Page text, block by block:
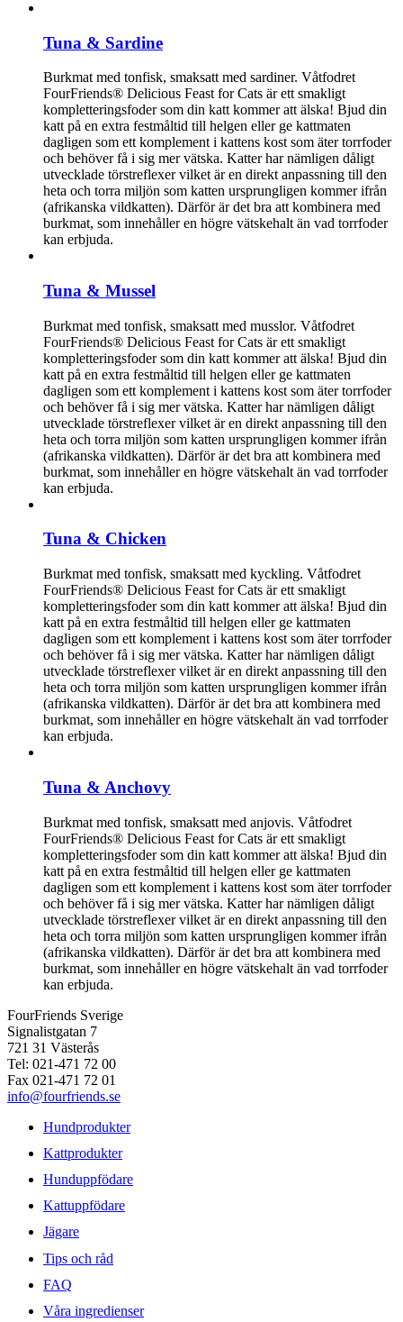
Tuna & Sardine
Burkmat med tonfisk, smaksatt med sardiner. Våtfodret
FourFriends® Delicious Feast for Cats är ett smakligt
kompletteringsfoder som din katt kommer att älska! Bjud din
katt på en extra festmåltid till helgen eller ge kattmaten
dagligen som ett komplement i kattens kost som äter torrfoder
och behöver få i sig mer vätska. Katter har nämligen dåligt
utvecklade törstreflexer vilket är en direkt anpassning till den
heta och torra miljön som katten ursprungligen kommer ifrån
(afrikanska vildkatten). Därför är det bra att kombinera med
burkmat, som innehåller en högre vätskehalt än vad torrfoder
kan erbjuda.
Tuna & Mussel
Burkmat med tonfisk, smaksatt med musslor. Våtfodret
FourFriends® Delicious Feast for Cats är ett smakligt
kompletteringsfoder som din katt kommer att älska! Bjud din
katt på en extra festmåltid till helgen eller ge kattmaten
dagligen som ett komplement i kattens kost som äter torrfoder
och behöver få i sig mer vätska. Katter har nämligen dåligt
utvecklade törstreflexer vilket är en direkt anpassning till den
heta och torra miljön som katten ursprungligen kommer ifrån
(afrikanska vildkatten). Därför är det bra att kombinera med
burkmat, som innehåller en högre vätskehalt än vad torrfoder
kan erbjuda.
Tuna & Chicken
Burkmat med tonfisk, smaksatt med kyckling. Våtfodret
FourFriends® Delicious Feast for Cats är ett smakligt
kompletteringsfoder som din katt kommer att älska! Bjud din
katt på en extra festmåltid till helgen eller ge kattmaten
dagligen som ett komplement i kattens kost som äter torrfoder
och behöver få i sig mer vätska. Katter har nämligen dåligt
utvecklade törstreflexer vilket är en direkt anpassning till den
heta och torra miljön som katten ursprungligen kommer ifrån
(afrikanska vildkatten). Därför är det bra att kombinera med
burkmat, som innehåller en högre vätskehalt än vad torrfoder
kan erbjuda.
Tuna & Anchovy
Burkmat med tonfisk, smaksatt med anjovis. Våtfodret
FourFriends® Delicious Feast for Cats är ett smakligt
kompletteringsfoder som din katt kommer att älska! Bjud din
katt på en extra festmåltid till helgen eller ge kattmaten
dagligen som ett komplement i kattens kost som äter torrfoder
och behöver få i sig mer vätska. Katter har nämligen dåligt
utvecklade törstreflexer vilket är en direkt anpassning till den
heta och torra miljön som katten ursprungligen kommer ifrån
(afrikanska vildkatten). Därför är det bra att kombinera med
burkmat, som innehåller en högre vätskehalt än vad torrfoder
kan erbjuda.
FourFriends Sverige
Signalistgatan 7
721 31 Västerås
Tel: 021-471 72 00
Fax 021-471 72 01
info@fourfriends.se
Hundprodukter
Kattprodukter
Hunduppfödare
Kattuppfödare
Jägare
Tips och råd
FAQ
Våra ingredienser